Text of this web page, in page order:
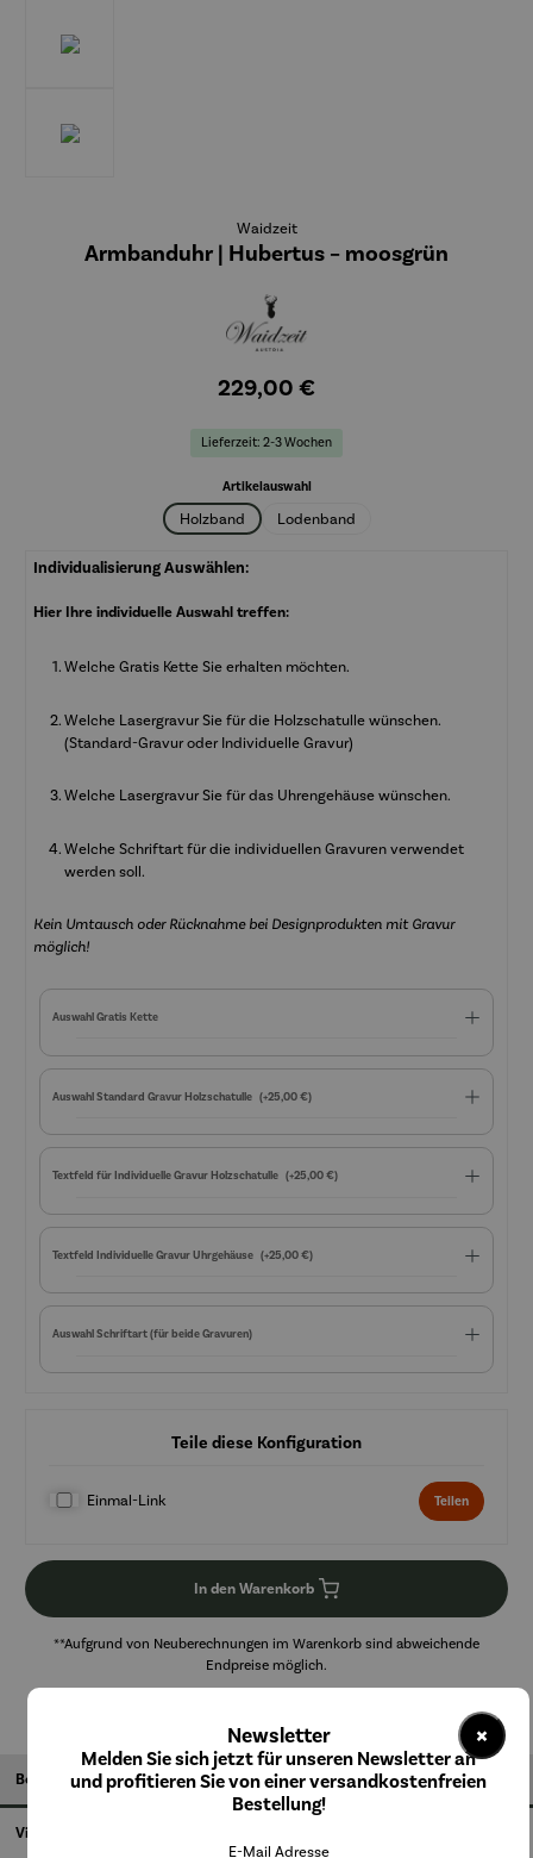
Waidzeit
Armbanduhr | Hubertus – moosgrün
229,00 €
Lieferzeit: 2-3 Wochen
Artikelauswahlauswählen
Holzband Lodenband
Individualisierung Auswählen:
Hier Ihre individuelle Auswahl treffen:
Welche Gratis Kette Sie erhalten möchten.
Welche Lasergravur Sie für die Holzschatulle wünschen.
(Standard-Gravur oder Individuelle Gravur)
Welche Lasergravur Sie für das Uhrengehäuse wünschen.
Welche Schriftart für die individuellen Gravuren verwendet
werden soll.
Kein Umtausch oder Rücknahme bei Designprodukten mit Gravur
möglich!
Auswahl Gratis Kette
Auswahl Standard Gravur Holzschatulle (+25,00 €)
Textfeld für Individuelle Gravur Holzschatulle (+25,00 €)
Textfeld Individuelle Gravur Uhrgehäuse (+25,00 €)
Auswahl Schriftart (für beide Gravuren)
Teile diese Konfiguration
Einmal-Link Teilen
In den Warenkorb
**Aufgrund von Neuberechnungen im Warenkorb sind abweichende
Endpreise möglich.
Beschreibung
Videos
×
Newsletter
Melden Sie sich jetzt für unseren Newsletter an
und profitieren Sie von einer versandkostenfreien
Bestellung!
E-Mail Adresse